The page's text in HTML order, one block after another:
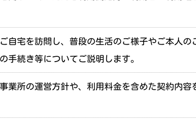
自宅を訪問し、普段の生活のご様子やご本人の
手続き等についてご説明します。
業所の運営方針や、利用料金を含めた契約内容